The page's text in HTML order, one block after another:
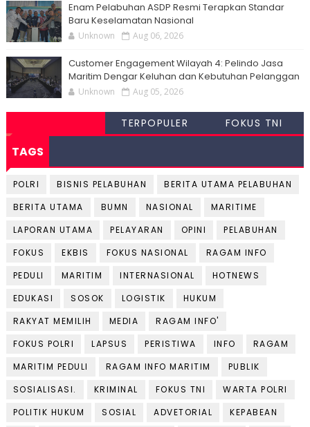
Enam Pelabuhan ASDP Resmi Terapkan Standar
Baru Keselamatan Nasional
Unknown Aug 06, 2026
Customer Engagement Wilayah 4: Pelindo Jasa
Maritim Dengar Keluhan dan Kebutuhan Pelanggan
Unknown Aug 05, 2026
TERPOPULER FOKUS TNI
TAGS
POLRI BISNIS PELABUHAN
BERITA UTAMA PELABUHAN
BERITA UTAMA
BUMN NASIONAL
MARITIME
LAPORAN UTAMA
PELAYARAN OPINI
PELABUHAN
FOKUS
EKBIS FOKUS NASIONAL
RAGAM INFO
PEDULI
MARITIM INTERNASIONAL
HOTNEWS
EDUKASI
SOSOK LOGISTIK
HUKUM
RAKYAT MEMILIH
MEDIA
RAGAM INFO'
FOKUS POLRI
LAPSUS PERISTIWA INFO
RAGAM
MARITIM PEDULI
RAGAM INFO MARITIM
PUBLIK
SOSIALISASI.
KRIMINAL FOKUS TNI
WARTA POLRI
POLITIK HUKUM
SOSIAL ADVETORIAL
KEPABEAN